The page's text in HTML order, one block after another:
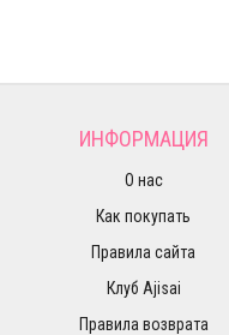
ИНФОРМАЦИЯ
О нас
Как покупать
Правила сайта
Клуб Ajisai
Правила возврата